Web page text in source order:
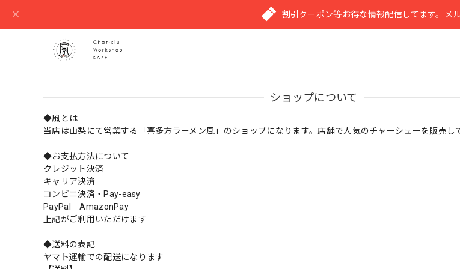
割引クーポン等お得な情報配信してます。メ
ショップについて
◆風とは
当店は山梨にて営業する「喜多方ラーメン風」のショップになります。店舗で人気のチャーシューを販売し
◆お支払方法について
クレジット決済
キャリア決済
コンビニ決済・Pay-easy
PayPal AmazonPay
上記がご利用いただけます
◆送料の表記
ヤマト運輸での配送になります